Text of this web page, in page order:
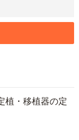
植・移植器の定